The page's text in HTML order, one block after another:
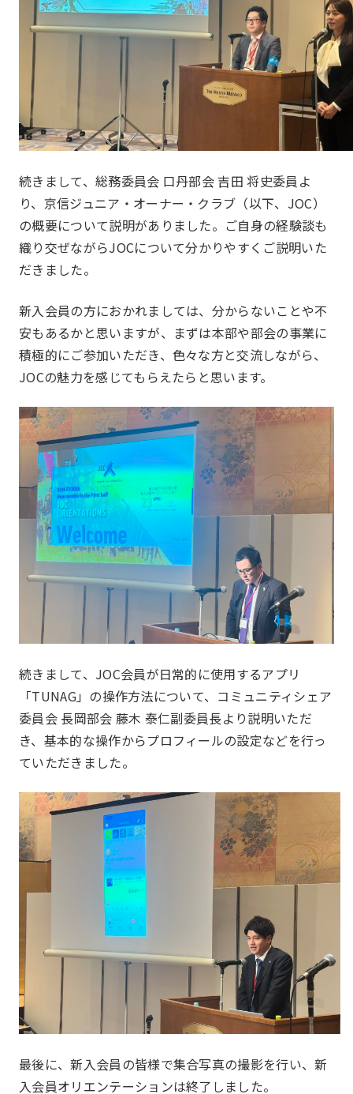
委員会 Committee
一覧を見る
国内・海外研修委員会
例会委員会
コミュニティシェア委
プロジェクト Project
一覧を見る
HAPPY BURGER
アグリベンチャー
JOC LAB
JOC ビジネススクール
KYO＋
Hatch & Evolve（ハチエ
同好会 Club
一覧を見る
JJクラブ（ジョギング）
アズーロ（サッカー愛好
テニス同好会
十柱戯（ボウリング）
アウトドア同好会
シャンティ（ヨガ）
続きまして、総務委員会 口丹部会 吉田 将史委員よ
り、京信ジュニア・オーナー・クラブ（以下、JOC）
の概要について説明がありました。ご自身の経験談も
織り交ぜながらJOCについて分かりやすくご説明いた
だきました。
新入会員の方におかれましては、分からないことや不
安もあるかと思いますが、まずは本部や部会の事業に
積極的にご参加いただき、色々な方と交流しながら、
JOCの魅力を感じてもらえたらと思います。
続きまして、JOC会員が日常的に使用するアプリ
「TUNAG」の操作方法について、コミュニティシェア
委員会 長岡部会 藤木 泰仁副委員長より説明いただ
き、基本的な操作からプロフィールの設定などを行っ
ていただきました。
最後に、新入会員の皆様で集合写真の撮影を行い、新
入会員オリエンテーションは終了しました。